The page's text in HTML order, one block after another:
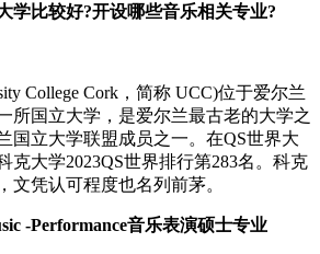
学比较好?开设哪些音乐相关专业?
College Cork，简称 UCC)位于爱尔兰
所国立大学，是爱尔兰最古老的大学之
国立大学联盟成员之一。在QS世界大
克大学2023QS世界排行第283名。科克
文凭认可程度也名列前茅。
-Performance音乐表演硕士专业